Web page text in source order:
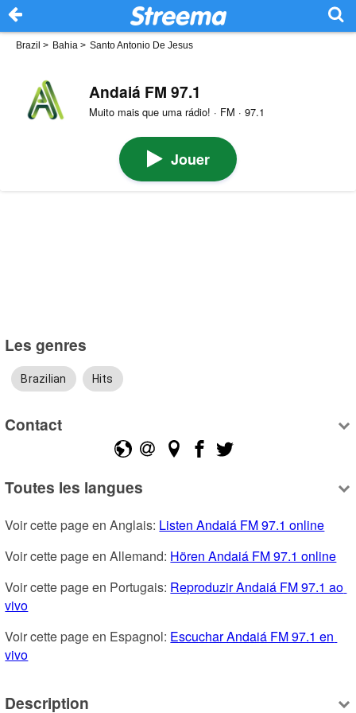
Brazil > Bahia > Santo Antonio De Jesus
Andaiá FM 97.1
Muito mais que uma rádio! · FM · 97.1
Jouer
Les genres
Brazilian Hits
Contact
Toutes les langues
Voir cette page en Anglais: Listen Andaiá FM 97.1 online
Voir cette page en Allemand: Hören Andaiá FM 97.1 online
Voir cette page en Portugais: Reproduzir Andaiá FM 97.1 ao
vivo
Voir cette page en Espagnol: Escuchar Andaiá FM 97.1 en
vivo
Description